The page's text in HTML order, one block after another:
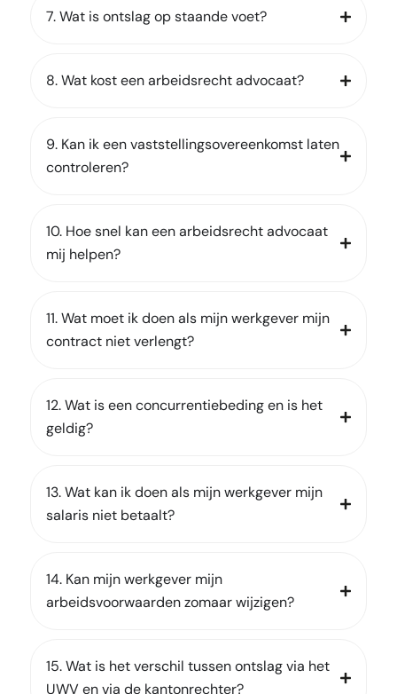
7. Wat is ontslag op staande voet?
8. Wat kost een arbeidsrecht advocaat?
9. Kan ik een vaststellingsovereenkomst laten
controleren?
10. Hoe snel kan een arbeidsrecht advocaat
mij helpen?
11. Wat moet ik doen als mijn werkgever mijn
contract niet verlengt?
12. Wat is een concurrentiebeding en is het
geldig?
13. Wat kan ik doen als mijn werkgever mijn
salaris niet betaalt?
14. Kan mijn werkgever mijn
arbeidsvoorwaarden zomaar wijzigen?
15. Wat is het verschil tussen ontslag via het
UWV en via de kantonrechter?